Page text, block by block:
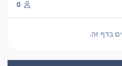
0
בדף זה.